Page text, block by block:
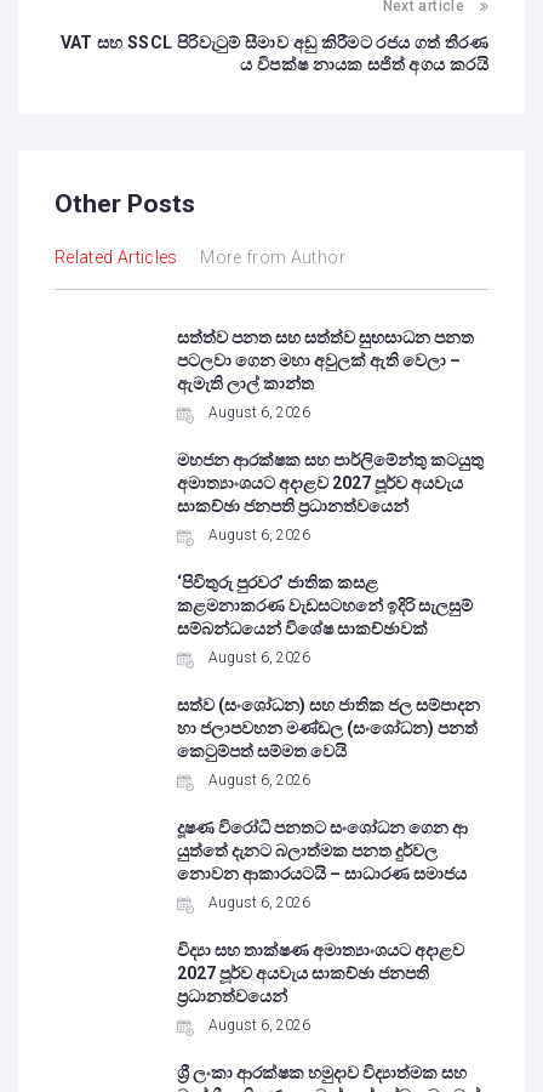
Next article
VAT සහ SSCL පිරිවැටුම් සීමාව අඩු කිරීමට රජය ගත් තීරණ
ය විපක්ෂ නායක සජිත් අගය කරයි
Other Posts
Related Articles More from Author
සත්ත්ව පනත සහ සත්ත්ව සුභසාධන පනත
පටලවා ගෙන මහා අවුලක් ඇති වෙලා –
ඇමැති ලාල් කාන්ත
August 6, 2026
මහජන ආරක්ෂක සහ පාර්ලිමේන්තු කටයුතු
අමාත්‍යාංශයට අදාළව 2027 පූර්ව අයවැය
සාකච්ඡා ජනපති ප්‍රධානත්වයෙන්
August 6, 2026
‘පිවිතුරු පුරවර’ ජාතික කසළ
කළමනාකරණ වැඩසටහනේ ඉදිරි සැලසුම්
සම්බන්ධයෙන් විශේෂ සාකච්ඡාවක්
August 6, 2026
සත්ව (සංශෝධන) සහ ජාතික ජල සම්පාදන
හා ජලාපවහන මණ්ඩල (සංශෝධන) පනත්
කෙටුම්පත් සම්මත වෙයි
August 6, 2026
දූෂණ විරෝධි පනතට සංශෝධන ගෙන ආ
යුත්තේ දැනට බලාත්මක පනත දුර්වල
නොවන ආකාරයටයි – සාධාරණ සමාජය
August 6, 2026
විද්‍යා සහ තාක්ෂණ අමාත්‍යාංශයට අදාළව
2027 පූර්ව අයවැය සාකච්ඡා ජනපති
ප්‍රධානත්වයෙන්
August 6, 2026
ශ්‍රී ලංකා ආරක්ෂක හමුදාව විද්‍යාත්මක සහ